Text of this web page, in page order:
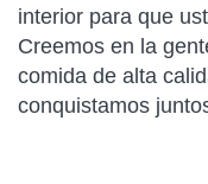
interior para que
Creemos en la
comida de alta
conquistamos